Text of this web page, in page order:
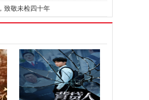
致敬未检四十年